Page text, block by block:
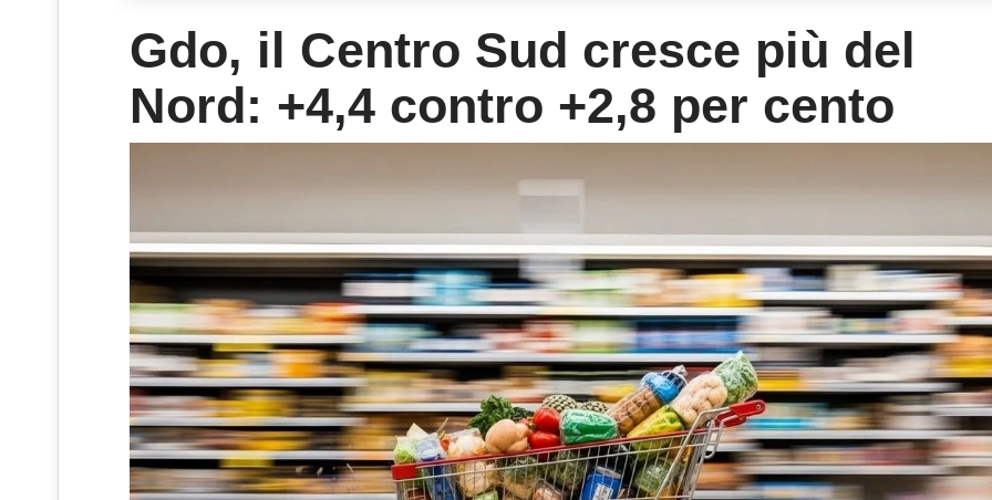
Gdo, il Centro Sud cresce più del
Nord: +4,4 contro +2,8 per cento